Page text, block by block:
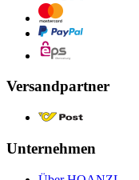
Versandpartner
Unternehmen